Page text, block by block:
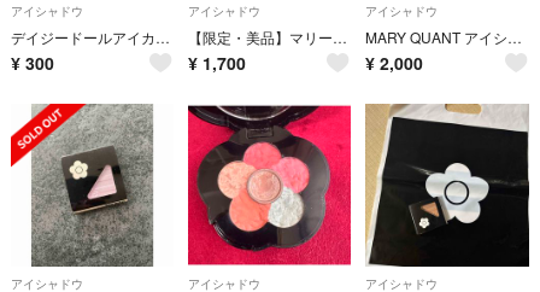
アイシャドウ
デイジードールアイカラーパレット PK-01 アイシャドウ DAISY DOLL
¥ 300
アイシャドウ
【限定・美品】マリークワント チアリー カラーズ フォー アイズ 04
¥ 1,700
アイシャドウ
MARY QUANT アイシャドウ
¥ 2,000
アイシャドウ アイシャドウ アイシャドウ